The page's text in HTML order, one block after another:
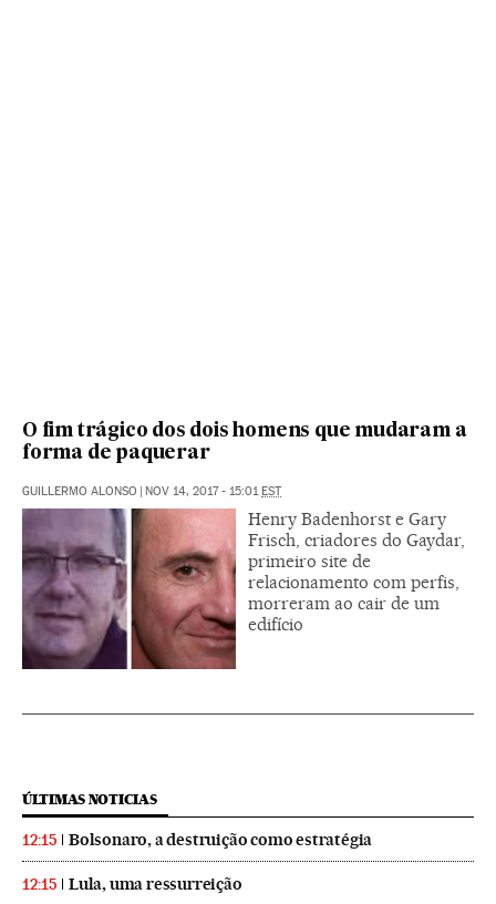
O fim trágico dos dois homens que mudaram a
forma de paquerar
GUILLERMO ALONSO NOV 14, 2017 - 15:01 EST
Henry Badenhorst e Gary
Frisch, criadores do Gaydar,
primeiro site de
relacionamento com perfis,
morreram ao cair de um
edifício
ÚLTIMAS NOTICIAS
12:15 Bolsonaro, a destruição como estratégia
12:15 Lula, uma ressurreição